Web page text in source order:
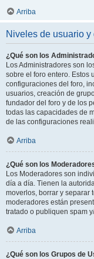
Arriba
Niveles de usuario y
¿Qué son los
Los Administradores son
sobre el foro entero. Estos
configuraciones del foro,
usuarios, creación de
fundador del foro y de los
todas las capacidades de
de las configuraciones
Arriba
¿Qué son los
Los Moderadores son
día a día. Tienen la
moverlos, borrar y separar
moderadores están
tratado o publiquen spam
Arriba
¿Qué son los Grupos de